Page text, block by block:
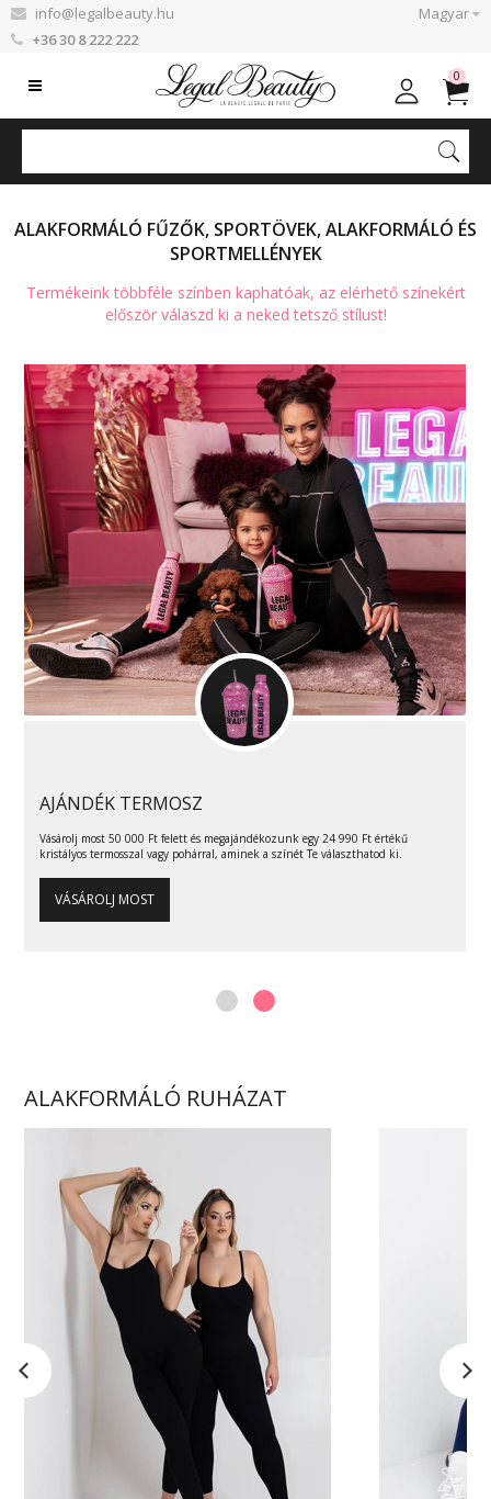
info@legalbeauty.hu
+36 30 8 222 222
Magyar
0
ALAKFORMÁLÓ FŰZŐK, SPORTÖVEK, ALAKFORMÁLÓ ÉS
SPORTMELLÉNYEK
Termékeink többféle színben kaphatóak, az elérhető színekért
először válaszd ki a neked tetsző stílust!
AJÁNDÉK TERMOSZ
Vásárolj most 50 000 Ft felett és megajándékozunk egy 24 990 Ft értékű
kristályos termosszal vagy pohárral, aminek a színét Te választhatod ki.
VÁSÁROLJ MOST
ALAKFORMÁLÓ RUHÁZAT